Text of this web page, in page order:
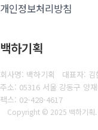
개인정보처리방침
백하기획
회사명: 백하기획 대표자:
주소: 05316 서울 강동구 양
팩스: 02-428-4617
Copyright © 2025 백하기획.